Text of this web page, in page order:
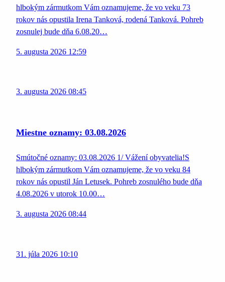
hlbokým zármutkom Vám oznamujeme, že vo veku 73
rokov nás opustila Irena Tanková, rodená Tanková. Pohreb
zosnulej bude dňa 6.08.20…
5. augusta 2026 12:59
3. augusta 2026 08:45
Miestne oznamy: 03.08.2026
Smútočné oznamy: 03.08.2026 1/ Vážení obyvatelia!S
hlbokým zármutkom Vám oznamujeme, že vo veku 84
rokov nás opustil Ján Letusek. Pohreb zosnulého bude dňa
4.08.2026 v utorok 10.00…
3. augusta 2026 08:44
31. júla 2026 10:10